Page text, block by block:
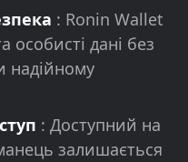
: Ronin Wallet
особисті дані без
надійному
: Доступний на
залишається